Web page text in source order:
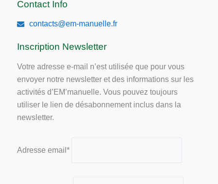
Contact Info
contacts@em-manuelle.fr
Inscription Newsletter
Votre adresse e-mail n’est utilisée que pour vous
envoyer notre newsletter et des informations sur les
activités d’EM’manuelle. Vous pouvez toujours
utiliser le lien de désabonnement inclus dans la
newsletter.
Adresse email*